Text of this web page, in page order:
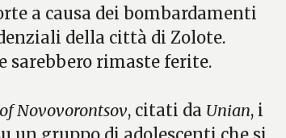
a causa dei bombardamenti
della città di Zolote.
sarebbero rimaste ferite.
Novovorontsov, citati da Unian, i